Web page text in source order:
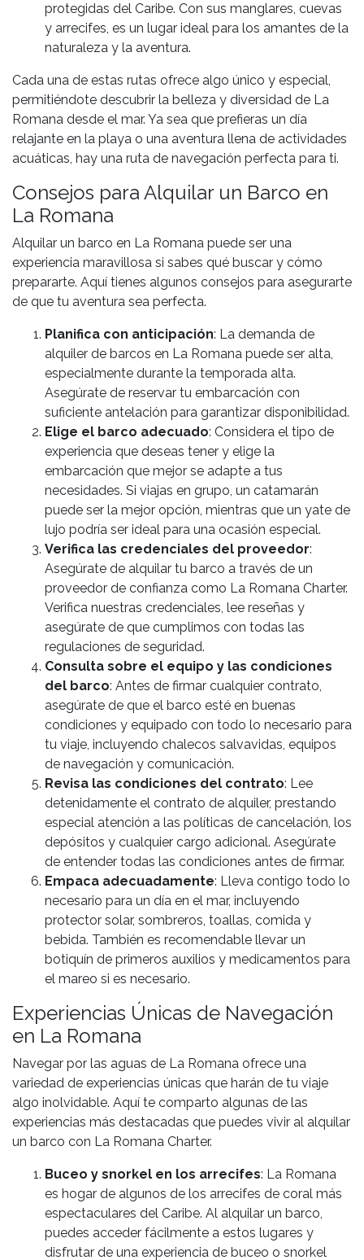
protegidas del Caribe. Con sus manglares, cuevas
y arrecifes, es un lugar ideal para los amantes de la
naturaleza y la aventura.
Cada una de estas rutas ofrece algo único y especial,
permitiéndote descubrir la belleza y diversidad de La
Romana desde el mar. Ya sea que prefieras un día
relajante en la playa o una aventura llena de actividades
acuáticas, hay una ruta de navegación perfecta para ti.
Consejos para Alquilar un Barco en
La Romana
Alquilar un barco en La Romana puede ser una
experiencia maravillosa si sabes qué buscar y cómo
prepararte. Aquí tienes algunos consejos para asegurarte
de que tu aventura sea perfecta.
Planifica con anticipación: La demanda de
alquiler de barcos en La Romana puede ser alta,
especialmente durante la temporada alta.
Asegúrate de reservar tu embarcación con
suficiente antelación para garantizar disponibilidad.
Elige el barco adecuado: Considera el tipo de
experiencia que deseas tener y elige la
embarcación que mejor se adapte a tus
necesidades. Si viajas en grupo, un catamarán
puede ser la mejor opción, mientras que un yate de
lujo podría ser ideal para una ocasión especial.
Verifica las credenciales del proveedor:
Asegúrate de alquilar tu barco a través de un
proveedor de confianza como La Romana Charter.
Verifica nuestras credenciales, lee reseñas y
asegúrate de que cumplimos con todas las
regulaciones de seguridad.
Consulta sobre el equipo y las condiciones
del barco: Antes de firmar cualquier contrato,
asegúrate de que el barco esté en buenas
condiciones y equipado con todo lo necesario para
tu viaje, incluyendo chalecos salvavidas, equipos
de navegación y comunicación.
Revisa las condiciones del contrato: Lee
detenidamente el contrato de alquiler, prestando
especial atención a las políticas de cancelación, los
depósitos y cualquier cargo adicional. Asegúrate
de entender todas las condiciones antes de firmar.
Empaca adecuadamente: Lleva contigo todo lo
necesario para un día en el mar, incluyendo
protector solar, sombreros, toallas, comida y
bebida. También es recomendable llevar un
botiquín de primeros auxilios y medicamentos para
el mareo si es necesario.
Experiencias Únicas de Navegación
en La Romana
Navegar por las aguas de La Romana ofrece una
variedad de experiencias únicas que harán de tu viaje
algo inolvidable. Aquí te comparto algunas de las
experiencias más destacadas que puedes vivir al alquilar
un barco con La Romana Charter.
Buceo y snorkel en los arrecifes: La Romana
es hogar de algunos de los arrecifes de coral más
espectaculares del Caribe. Al alquilar un barco,
puedes acceder fácilmente a estos lugares y
disfrutar de una experiencia de buceo o snorkel